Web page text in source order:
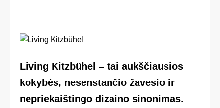
Living Kitzbühel – tai aukščiausios
kokybės, nesenstančio žavesio ir
nepriekaištingo dizaino sinonimas.